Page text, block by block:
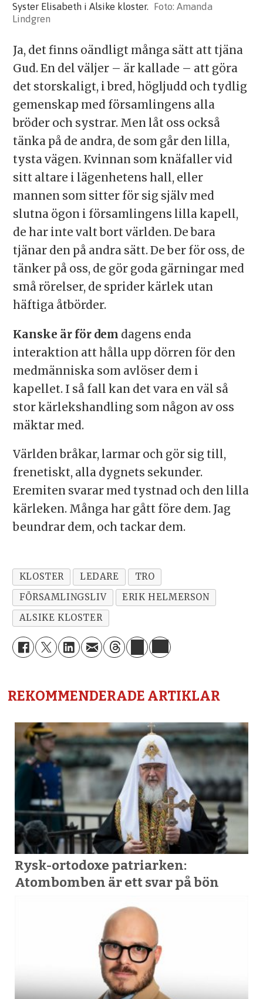
Syster Elisabeth i Alsike kloster.
Amanda
Lindgren
Ja, det finns oändligt många sätt att tjäna
Gud. En del väljer – är kallade – att göra
det storskaligt, i bred, högljudd och tydlig
gemenskap med församlingens alla
bröder och systrar. Men låt oss också
tänka på de andra, de som går den lilla,
tysta vägen. Kvinnan som knäfaller vid
sitt altare i lägenhetens hall, eller
mannen som sitter för sig själv med
slutna ögon i församlingens lilla kapell,
de har inte valt bort världen. De bara
tjänar den på andra sätt. De ber för oss, de
tänker på oss, de gör goda gärningar med
små rörelser, de sprider kärlek utan
häftiga åtbörder.
Kanske är för dem dagens enda
interaktion att hålla upp dörren för den
medmänniska som avlöser dem i
kapellet. I så fall kan det vara en väl så
stor kärlekshandling som någon av oss
mäktar med.
Världen bråkar, larmar och gör sig till,
frenetiskt, alla dygnets sekunder.
Eremiten svarar med tystnad och den lilla
kärleken. Många har gått före dem. Jag
beundrar dem, och tackar dem.
KLOSTER LEDARE
TRO
FÖRSAMLINGSLIV
ERIK HELMERSON
ALSIKE KLOSTER
REKOMMENDERADE ARTIKLAR
Rysk-ortodoxe patriarken:
Atombomben är ett svar på bön